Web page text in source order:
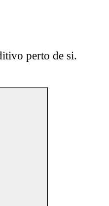
perto de si.